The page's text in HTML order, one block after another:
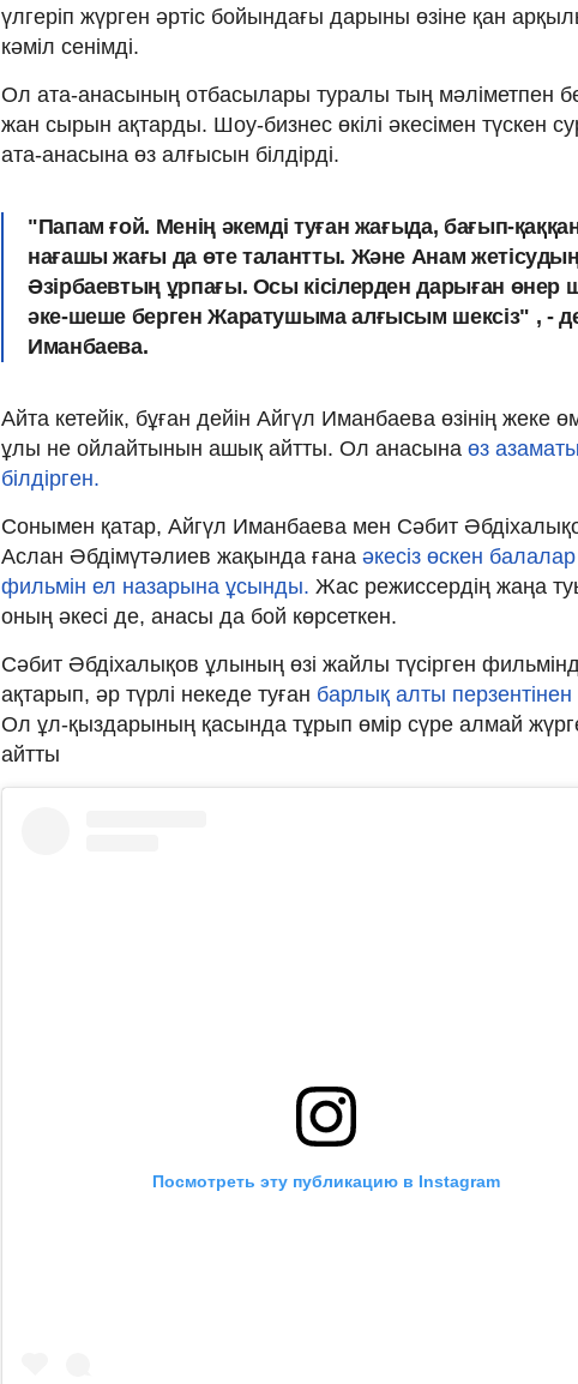
үлгеріп жүрген әртіс бойындағы дарыны өзіне қан
кәміл сенімді.
Ол ата-анасының отбасылары туралы тың мәліметпен
жан сырын ақтарды. Шоу-бизнес өкілі әкесімен түскен
ата-анасына өз алғысын білдірді.
"Папам ғой. Менің әкемді туған жағыда, бағып-
нағашы жағы да өте талантты. Және Анам
Әзірбаевтың ұрпағы. Осы кісілерден дарыған
әке-шеше берген Жаратушыма алғысым шексіз" , -
Иманбаева.
Айта кетейік, бұған дейін Айгүл Иманбаева өзінің жеке
ұлы не ойлайтынын ашық айтты. Ол анасына өз
білдірген.
Сонымен қатар, Айгүл Иманбаева мен Сәбит
Аслан Әбдімүтәлиев жақында ғана әкесіз өскен
фильмін ел назарына ұсынды. Жас режиссердің жаңа
оның әкесі де, анасы да бой көрсеткен.
Сәбит Әбдіхалықов ұлының өзі жайлы түсірген
ақтарып, әр түрлі некеде туған барлық алты
Ол ұл-қыздарының қасында тұрып өмір сүре алмай
айтты
Посмотреть эту публикацию в Instagram